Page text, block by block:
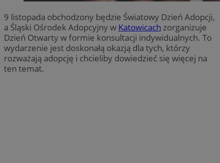
9 listopada obchodzony będzie Światowy Dzień Adopcji,
a Śląski Ośrodek Adopcyjny w Katowicach zorganizuje
Dzień Otwarty w formie konsultacji indywidualnych. To
wydarzenie jest doskonałą okazją dla tych, którzy
rozważają adopcję i chcieliby dowiedzieć się więcej na
ten temat.